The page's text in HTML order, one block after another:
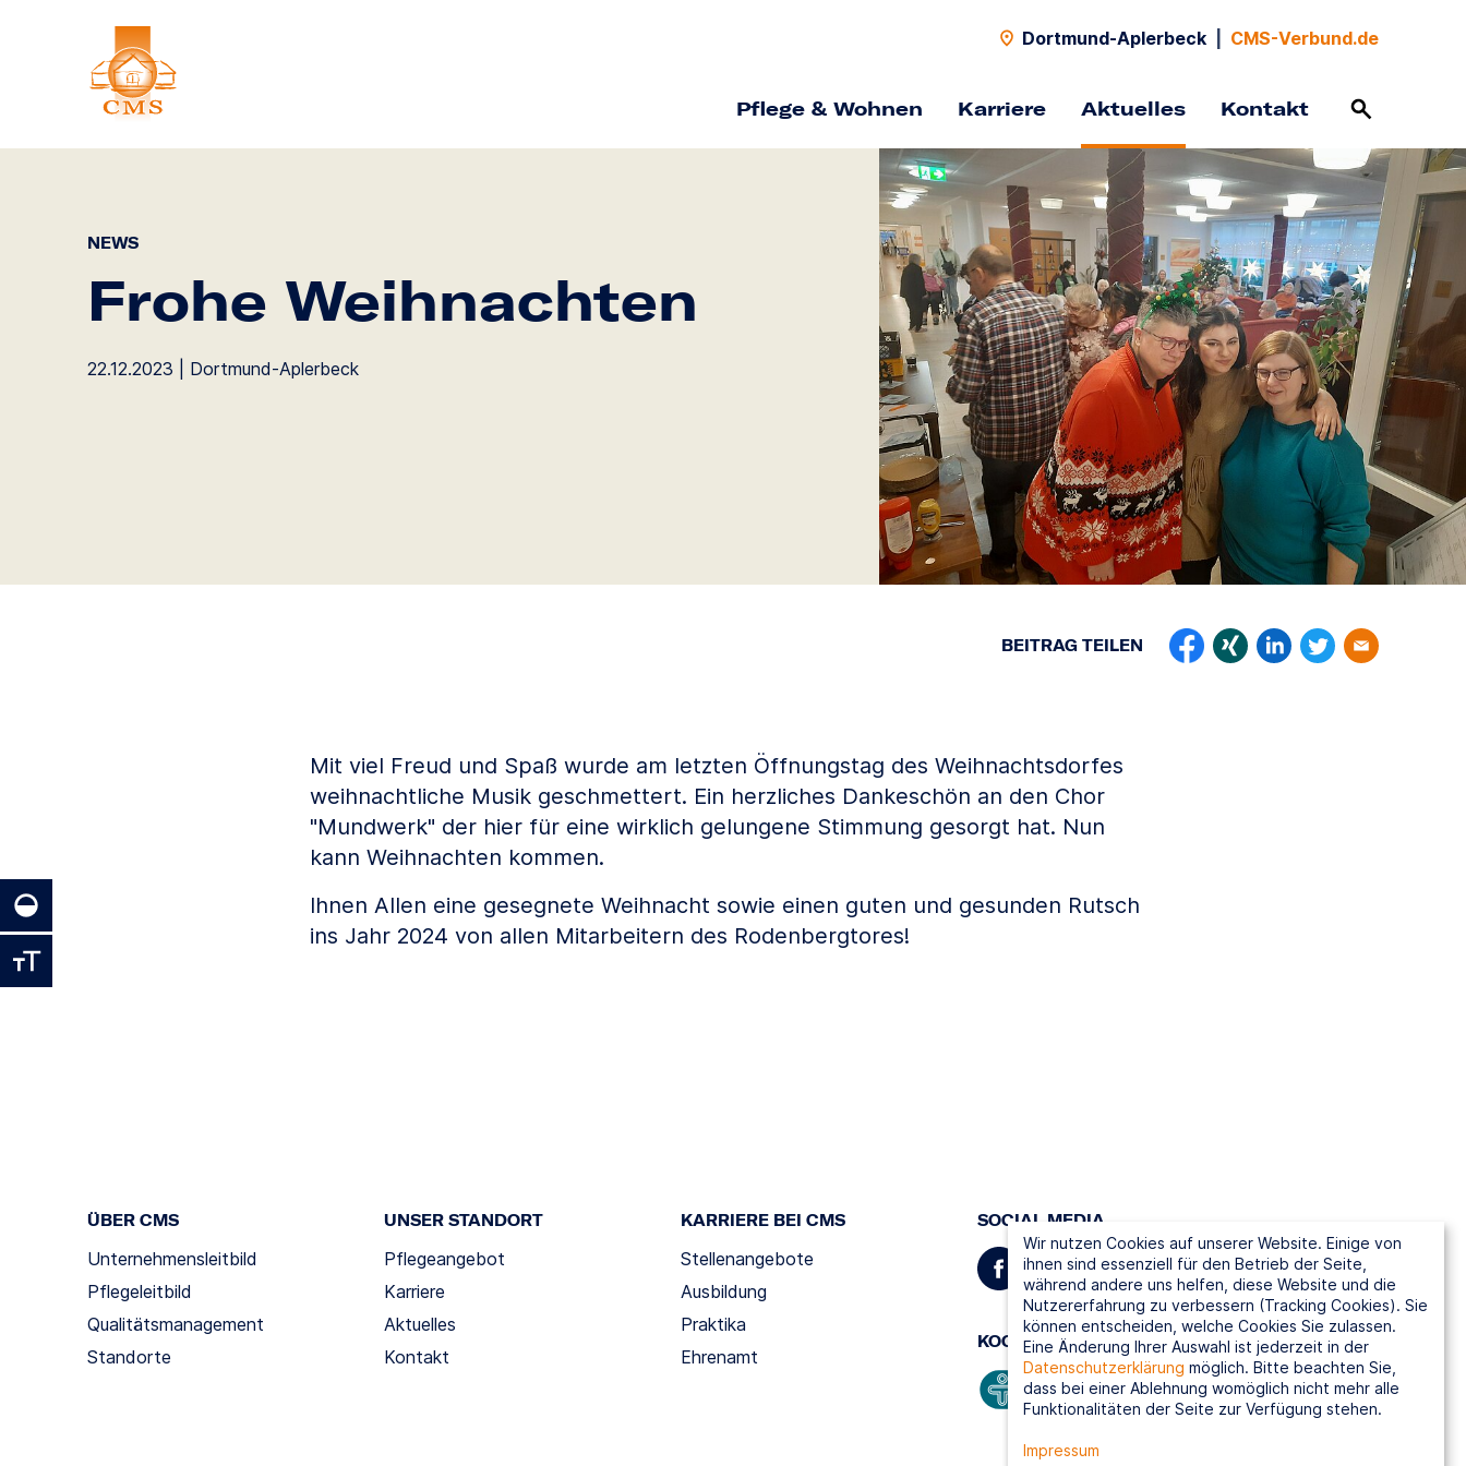
Dortmund-Aplerbeck CMS-Verbund.de
Pflege & Wohnen Karriere Aktuelles Kontakt
NEWS
Frohe Weihnachten
22.12.2023 | Dortmund-Aplerbeck
BEITRAG TEILEN
Mit viel Freud und Spaß wurde am letzten Öffnungstag des Weihnachtsdorfes
weihnachtliche Musik geschmettert. Ein herzliches Dankeschön an den Chor
"Mundwerk" der hier für eine wirklich gelungene Stimmung gesorgt hat. Nun
kann Weihnachten kommen.
Ihnen Allen eine gesegnete Weihnacht sowie einen guten und gesunden Rutsch
ins Jahr 2024 von allen Mitarbeitern des Rodenbergtores!
ÜBER CMS
Unternehmensleitbild
Pflegeleitbild
Qualitätsmanagement
Standorte
UNSER STANDORT
Pflegeangebot
Karriere
Aktuelles
Kontakt
KARRIERE BEI CMS
Stellenangebote
Ausbildung
Praktika
Ehrenamt
SOCIAL MEDIA
KOOPERATIONSPARTNER
Wir nutzen Cookies auf unserer Website. Einige von
ihnen sind essenziell für den Betrieb der Seite,
während andere uns helfen, diese Website und die
Nutzererfahrung zu verbessern (Tracking Cookies). Sie
können entscheiden, welche Cookies Sie zulassen.
Eine Änderung Ihrer Auswahl ist jederzeit in der
Datenschutzerklärung möglich. Bitte beachten Sie,
dass bei einer Ablehnung womöglich nicht mehr alle
Funktionalitäten der Seite zur Verfügung stehen.
Impressum